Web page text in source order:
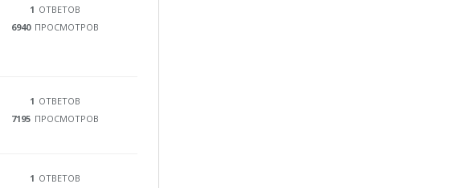
1 ОТВЕТОВ
6940 ПРОСМОТРОВ
1 ОТВЕТОВ
7195 ПРОСМОТРОВ
1 ОТВЕТОВ